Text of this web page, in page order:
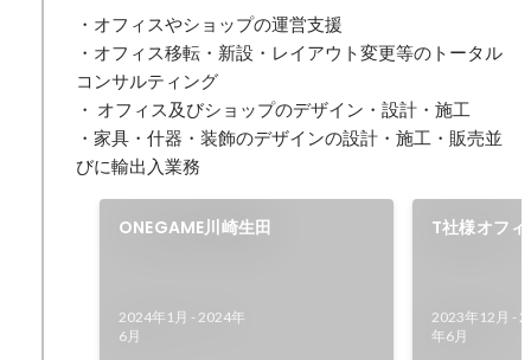
・オフィスやショップの運営支援
・オフィス移転・新設・レイアウト変更等のトータル
コンサルティング
・ オフィス及びショップのデザイン・設計・施工
・家具・什器・装飾のデザインの設計・施工・販売並
ONEGAME川崎生田
2024年1月 -2024年
6月
T社様オフ
2023年12月 -
年6月